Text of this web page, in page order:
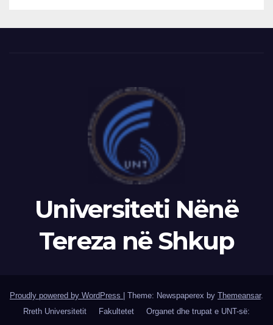
Universiteti Nënë
Tereza në Shkup
Proudly powered by WordPress Theme: Newspaperex by Themeansar.
Rreth Universitetit
Fakultetet Organet dhe trupat e UNT-së: